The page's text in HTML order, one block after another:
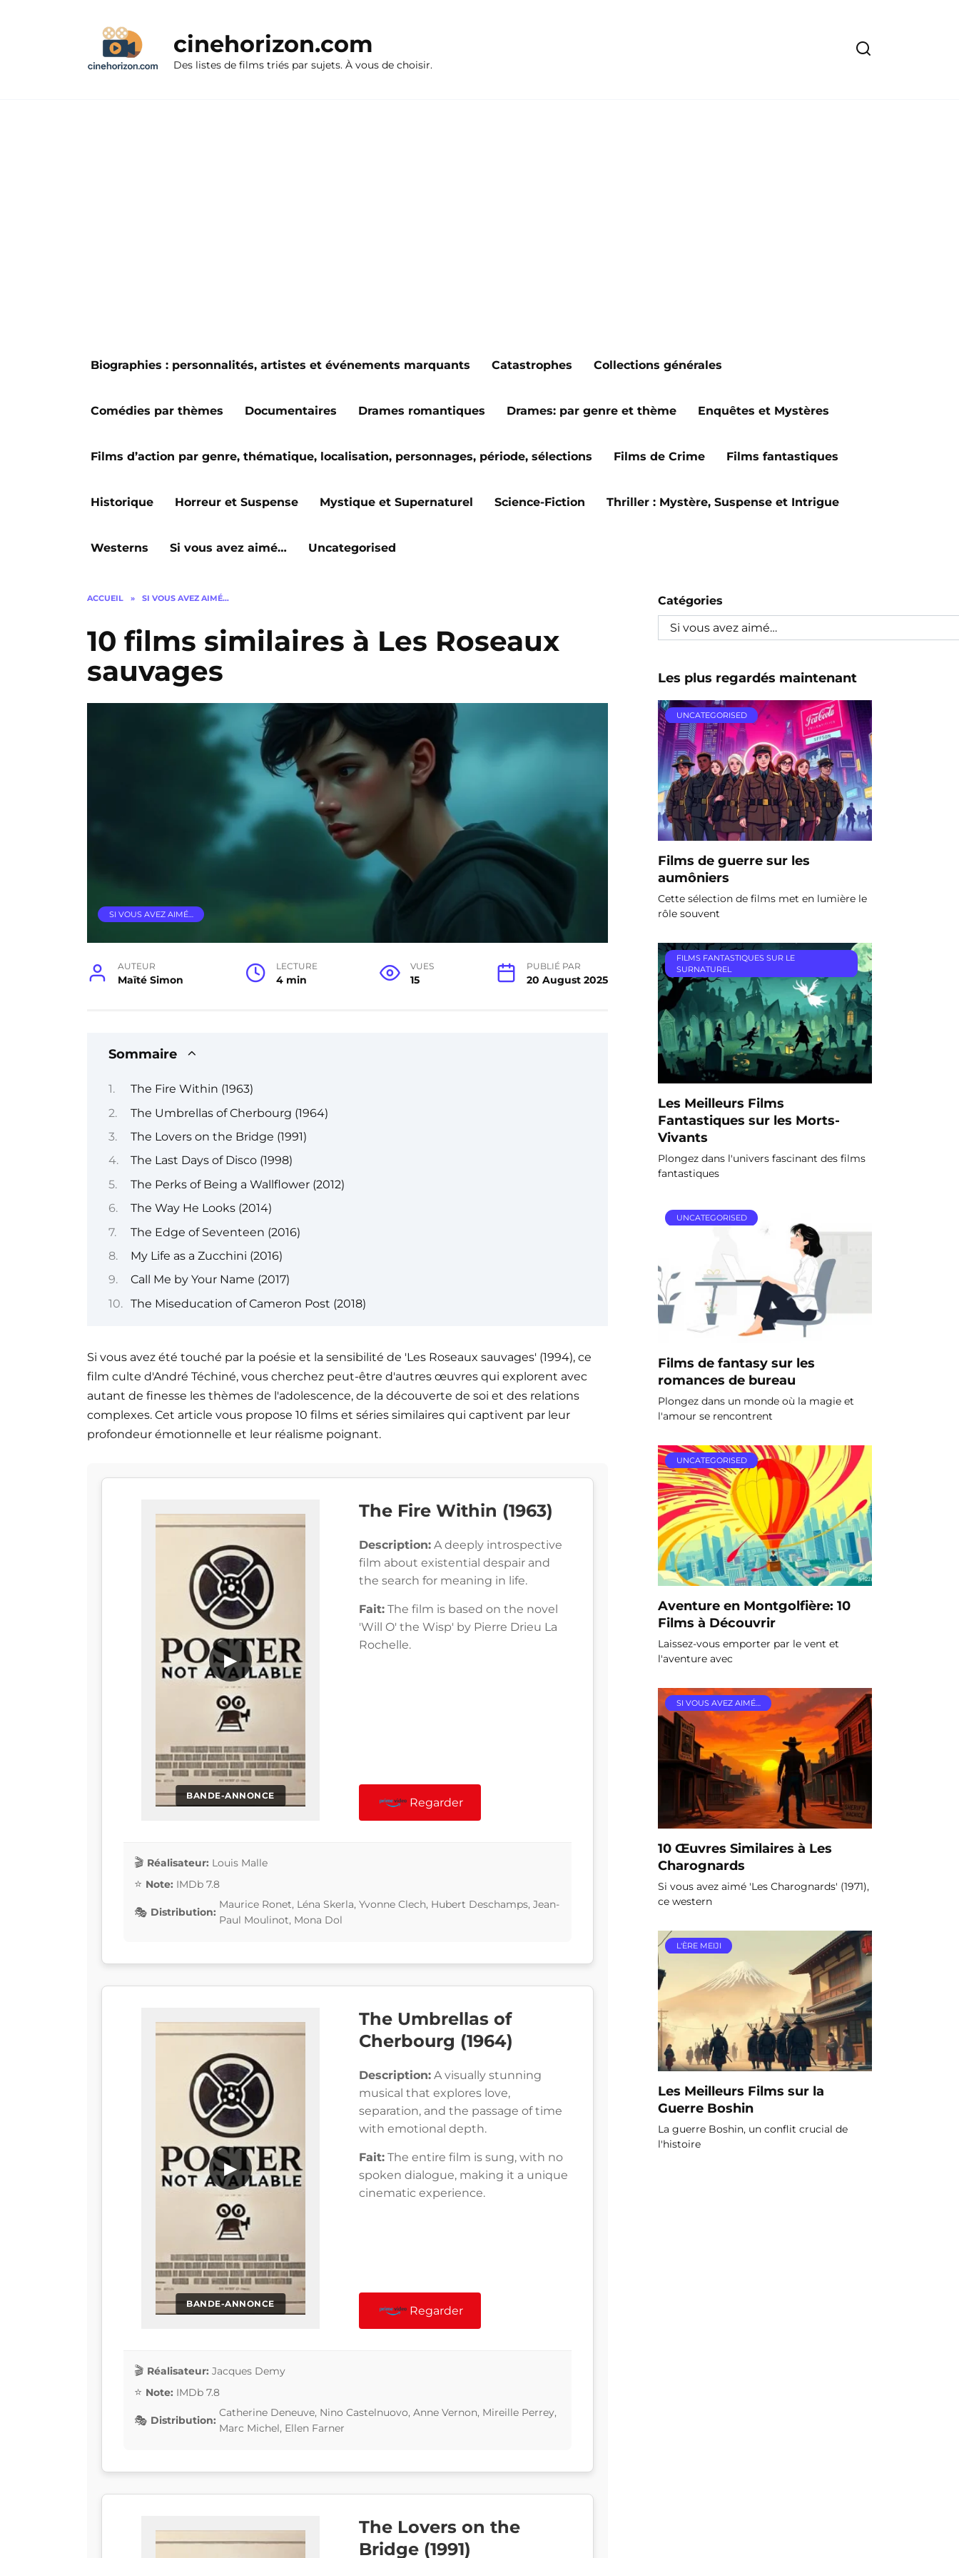
cinehorizon.com
Des listes de films triés par sujets. À vous de choisir.
Biographies : personnalités, artistes et événements marquants Catastrophes Collections générales
Comédies par thèmes Documentaires Drames romantiques Drames: par genre et thème Enquêtes et Mystères
Films d’action par genre, thématique, localisation, personnages, période, sélections Films de Crime Films fantastiques
Historique Horreur et Suspense Mystique et Supernaturel Science-Fiction Thriller : Mystère, Suspense et Intrigue
Westerns Si vous avez aimé… Uncategorised
ACCUEIL » SI VOUS AVEZ AIMÉ…
10 films similaires à Les Roseaux
sauvages
SI VOUS AVEZ AIMÉ…
AUTEUR
Maïté Simon
LECTURE
4 min
VUES
15
PUBLIÉ PAR
20 August 2025
Sommaire
The Fire Within (1963)
The Umbrellas of Cherbourg (1964)
The Lovers on the Bridge (1991)
The Last Days of Disco (1998)
The Perks of Being a Wallflower (2012)
The Way He Looks (2014)
The Edge of Seventeen (2016)
My Life as a Zucchini (2016)
Call Me by Your Name (2017)
The Miseducation of Cameron Post (2018)
Si vous avez été touché par la poésie et la sensibilité de 'Les Roseaux sauvages' (1994), ce
film culte d'André Téchiné, vous cherchez peut-être d'autres œuvres qui explorent avec
autant de finesse les thèmes de l'adolescence, de la découverte de soi et des relations
complexes. Cet article vous propose 10 films et séries similaires qui captivent par leur
profondeur émotionnelle et leur réalisme poignant.
BANDE-ANNONCE
▶
The Fire Within (1963)
Description: A deeply introspective
film about existential despair and
the search for meaning in life.
Fait: The film is based on the novel
'Will O' the Wisp' by Pierre Drieu La
Rochelle.
Regarder
Réalisateur: Louis Malle
Note: IMDb 7.8
Distribution:
Maurice Ronet, Léna Skerla, Yvonne Clech, Hubert Deschamps, Jean-
Paul Moulinot, Mona Dol
BANDE-ANNONCE
▶
The Umbrellas of
Cherbourg (1964)
Description: A visually stunning
musical that explores love,
separation, and the passage of time
with emotional depth.
Fait: The entire film is sung, with no
spoken dialogue, making it a unique
cinematic experience.
Regarder
Réalisateur: Jacques Demy
Note: IMDb 7.8
Distribution:
Catherine Deneuve, Nino Castelnuovo, Anne Vernon, Mireille Perrey,
Marc Michel, Ellen Farner
The Lovers on the
Bridge (1991)
Catégories
Les plus regardés maintenant
UNCATEGORISED
Films de guerre sur les
aumôniers
Cette sélection de films met en lumière le
rôle souvent
FILMS FANTASTIQUES SUR LE
SURNATUREL
Les Meilleurs Films
Fantastiques sur les Morts-
Vivants
Plongez dans l'univers fascinant des films
fantastiques
UNCATEGORISED
Films de fantasy sur les
romances de bureau
Plongez dans un monde où la magie et
l'amour se rencontrent
UNCATEGORISED
Aventure en Montgolfière: 10
Films à Découvrir
Laissez-vous emporter par le vent et
l'aventure avec
SI VOUS AVEZ AIMÉ…
10 Œuvres Similaires à Les
Charognards
Si vous avez aimé 'Les Charognards' (1971),
ce western
L'ÈRE MEIJI
Les Meilleurs Films sur la
Guerre Boshin
La guerre Boshin, un conflit crucial de
l'histoire